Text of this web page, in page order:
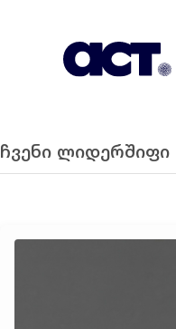
ჩვენი ლიდერშიფი